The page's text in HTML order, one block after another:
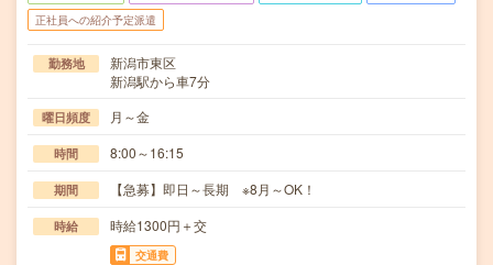
正社員への紹介予定派遣
勤務地
新潟市東区
新潟駅から車7分
曜日頻度 月～金
時間 8:00～16:15
期間 【急募】即日～長期 ※8月～OK！
時給 時給1300円＋交
交通費